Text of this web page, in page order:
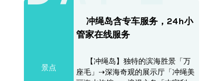
景点
冲绳岛含专车服务，24h小
管家在线服务
【冲绳岛】独特的滨海胜景「万
座毛」⇢深海奇观的展示厅「冲绳美